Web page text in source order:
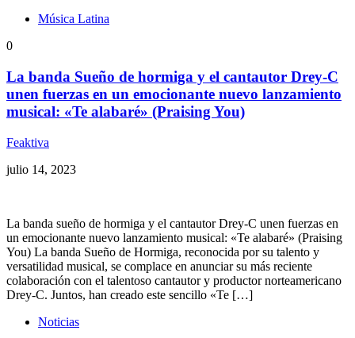
Música Latina
0
La banda Sueño de hormiga y el cantautor Drey-C
unen fuerzas en un emocionante nuevo lanzamiento
musical: «Te alabaré» (Praising You)
Feaktiva
julio 14, 2023
La banda sueño de hormiga y el cantautor Drey-C unen fuerzas en
un emocionante nuevo lanzamiento musical: «Te alabaré» (Praising
You) La banda Sueño de Hormiga, reconocida por su talento y
versatilidad musical, se complace en anunciar su más reciente
colaboración con el talentoso cantautor y productor norteamericano
Drey-C. Juntos, han creado este sencillo «Te […]
Noticias